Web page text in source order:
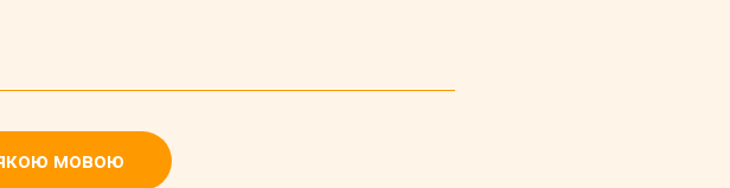
мовою